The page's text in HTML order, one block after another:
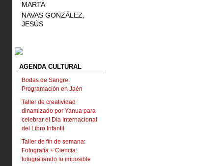
MARTA
NAVAS GONZÁLEZ,
JESÚS
AGENDA CULTURAL
Bodas de Sangre:
Programación en Jaén
Taller de creatividad
dinamizado por Yanua para
celebrar el Día Internacional
del Libro Infantil
Taller de fin de semana:
Fotografía + Ciencia:
fotografiando lo imposible